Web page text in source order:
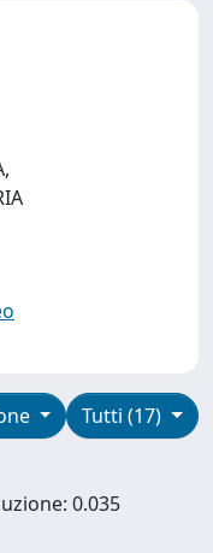
Tutti (17)
0.035